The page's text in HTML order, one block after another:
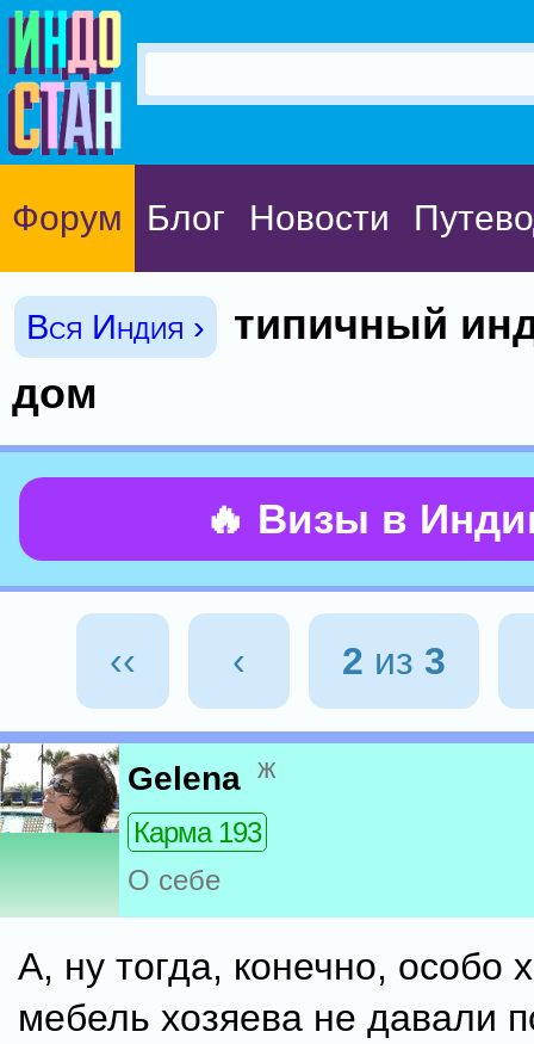
Форум Блог Новости
Вся Индия ›
типичный
дом
🔥 Визы в
‹‹ ‹ 2 из 3
Gelena ж
Карма 193
О себе
А, ну тогда, конечно, особо
мебель хозяева не давали